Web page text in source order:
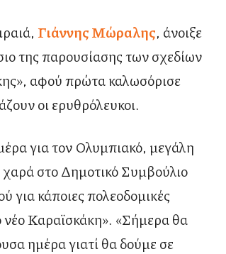
Γιάννης Μώραλης, άνοιξε
της παρουσίασης των σχεδίων
αφού πρώτα καλωσόρισε
οι ερυθρόλευκοι.
για τον Ολυμπιακό, μεγάλη
χαρά στο Δημοτικό Συμβούλιο
για κάποιες πολεοδομικές
νέο Καραϊσκάκη». «Σήμερα θα
ημέρα γιατί θα δούμε σε